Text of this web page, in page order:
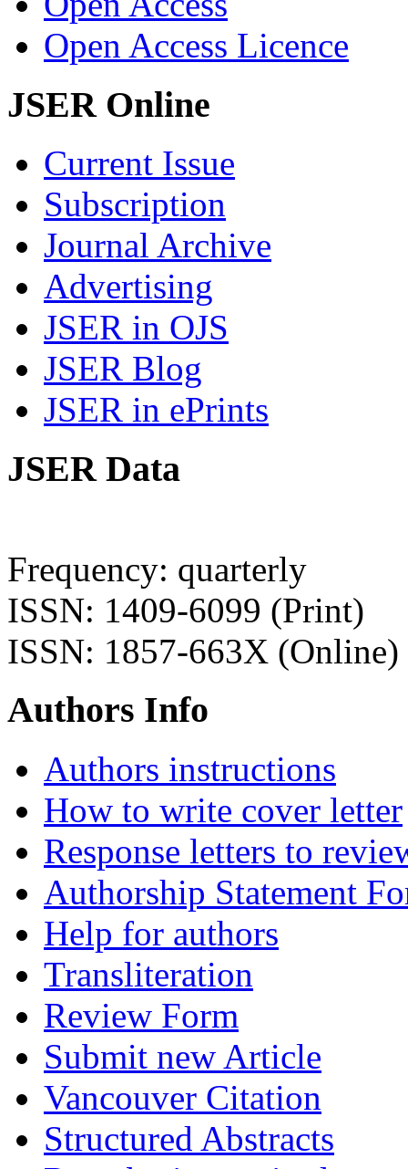
Open Access Licence
JSER Online
Current Issue
Subscription
Journal Archive
Advertising
JSER in OJS
JSER Blog
JSER in ePrints
JSER Data
Frequency: quarterly
ISSN: 1409-6099 (Print)
ISSN: 1857-663X (Online)
Authors Info
Authors instructions
How to write cover letter
Response letters to
Authorship Statement
Help for authors
Transliteration
Review Form
Submit new Article
Vancouver Citation
Structured Abstracts